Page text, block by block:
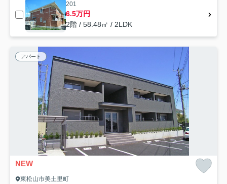
201
6.5万円
2階 / 58.48㎡ / 2LDK
アパート
NEW
東松山市美土里町